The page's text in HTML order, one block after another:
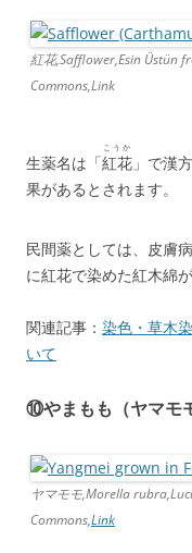
紅花,Safflower,Esin Üstün
Commons,Link
生薬名は「紅花
こうか
」で漢
果があるとされます。
民間薬としては、皮膚
に紅花で染めた紅木綿
関連記事： 染色・草木
いて
⑩やまもも（ヤマモ
ヤマモモ,Morella
Commons,Link